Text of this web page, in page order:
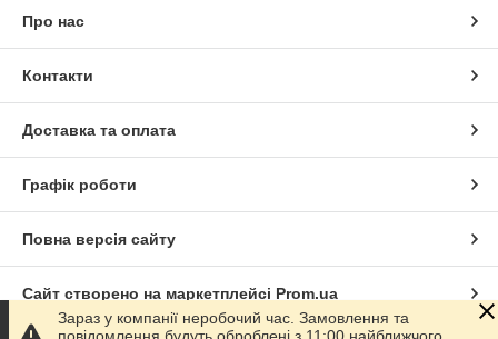
Про нас
Контакти
Доставка та оплата
Графік роботи
Повна версія сайту
Сайт створено на маркетплейсі Prom.ua
Зараз у компанії неробочий час. Замовлення та